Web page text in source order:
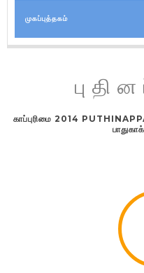
முகப்புத்தகம்
காப்புரிமை 2014